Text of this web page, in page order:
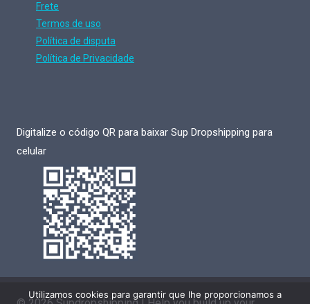
Frete
Termos de uso
Política de disputa
Política de Privacidade
Digitalize o código QR para baixar Sup Dropshipping para
celular
Utilizamos cookies para garantir que lhe proporcionamos a